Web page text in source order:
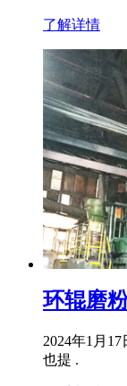
了解详情
环辊磨
2024年1月
也提 .